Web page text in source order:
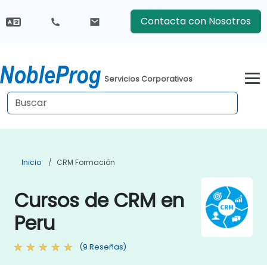
Contacta con Nosotros
Servicios Corporativos
Inicio CRM Formación
Cursos de CRM en
Peru
(9 Reseñas)